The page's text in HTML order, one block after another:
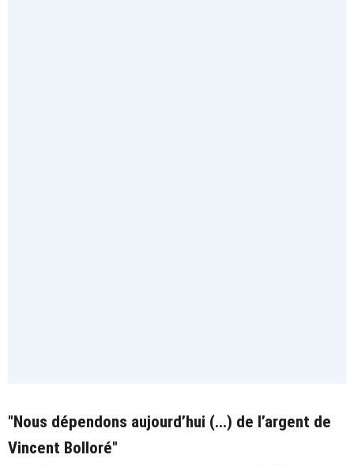
"Nous dépendons aujourd’hui (...) de l’argent de
Vincent Bolloré"